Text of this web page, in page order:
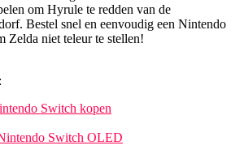
om Hyrule te redden van de
Bestel snel en eenvoudig een Nintendo
Zelda niet teleur te stellen!
Switch kopen
Switch OLED